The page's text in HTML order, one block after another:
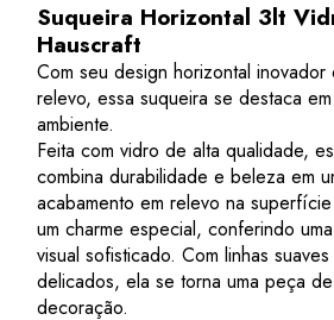
Suqueira Horizontal 3lt
Hauscraft
Com seu design horizontal inovador
relevo, essa suqueira se destaca
ambiente.
Feita com vidro de alta qualidade,
combina durabilidade e beleza em
acabamento em relevo na
um charme especial, conferindo
visual sofisticado. Com linhas
delicados, ela se torna uma peça
decoração.